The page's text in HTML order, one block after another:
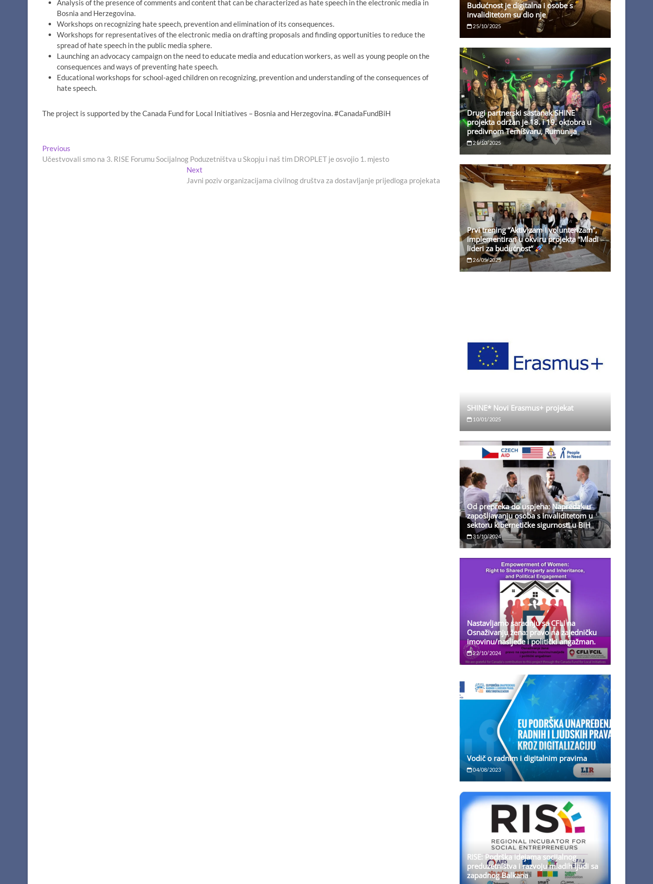
Analysis of the presence of comments and content that can be characterized as hate speech in the electronic media in
Bosnia and Herzegovina.
Workshops on recognizing hate speech, prevention and elimination of its consequences.
Workshops for representatives of the electronic media on drafting proposals and finding opportunities to reduce the
spread of hate speech in the public media sphere.
Launching an advocacy campaign on the need to educate media and education workers, as well as young people on the
consequences and ways of preventing hate speech.
Educational workshops for school-aged children on recognizing, prevention and understanding of the consequences of
hate speech.
The project is supported by the Canada Fund for Local Initiatives – Bosnia and Herzegovina. #CanadaFundBiH
Navigacija
članaka
Previous
post:
Učestvovali smo na 3. RISE Forumu Socijalnog Poduzetništva u Skopju i naš tim DROPLET je osvojio 1. mjesto
Next
post:
Javni poziv organizacijama civilnog društva za dostavljanje prijedloga projekata
Budućnost je digitalna i osobe s
invaliditetom su dio nje
25/10/2025
Drugi partnerski sastanak SHINE
projekta održan je 18. i 19. oktobra u
predivnom Temišvaru, Rumunija
21/10/2025
Prvi trening “Aktivizam i volunterizam”,
implementiran u okviru projekta “Mladi
lideri za budućnost”
26/05/2025
SHINE* Novi Erasmus+ projekat
10/01/2025
Od prepreka do uspjeha: Napredak u
zapošljavanju osoba s invaliditetom u
sektoru kibernetičke sigurnosti u BiH
31/10/2024
Nastavljamo saradnju sa CFLI na
Osnaživanju žena: pravo na zajedničku
imovinu/nasljeđe i politički angažman.
22/10/2024
Vodič o radnim i digitalnim pravima
04/08/2023
RISE: Podrška idejama socijalnog
preduzetništva i razvoju mladih ljudi sa
zapadnog Balkana